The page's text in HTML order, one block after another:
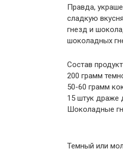
Правда,
сладкую
гнезд и
шоколадных
Состав
200 грамм
50-60 грамм
15 штук драже
Шоколадные
Темный или